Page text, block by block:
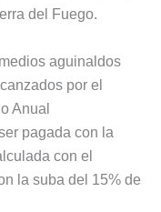
del Fuego.
aguinaldos
por el
Anual
pagada con la
con el
la suba del 15% de